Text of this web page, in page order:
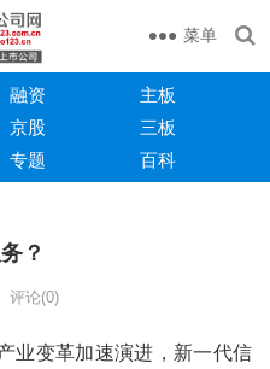
菜单
融资
主板
京股
三板
专题 百科
？
评论(0)
变革加速演进，新一代信